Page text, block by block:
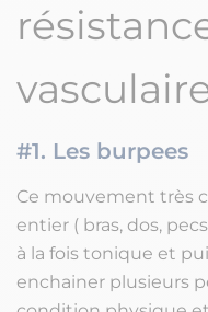
#1. Les burpees
Ce mouvement très
entier ( bras, dos,
à la fois tonique et
enchainer plusieurs